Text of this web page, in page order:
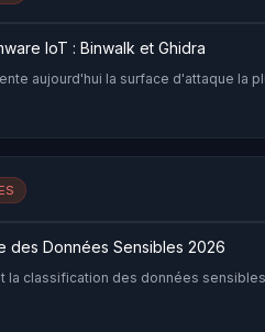
IoT : Binwalk et Ghidra
aujourd'hui la surface d'attaque
des Données Sensibles 2026
la classification des données